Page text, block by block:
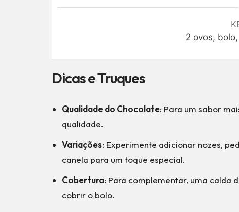
2 ovos,
Dicas e Truques
Qualidade do Chocolate: Para um sabor
qualidade.
Variações: Experimente adicionar nozes,
canela para um toque especial.
Cobertura: Para complementar, uma calda
cobrir o bolo.